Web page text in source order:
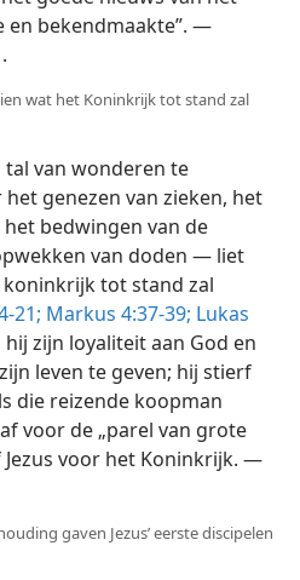
bekendmaakte”. —
.
wat het Koninkrijk tot stand zal
van wonderen te
genezen van zieken, het
bedwingen van de
van doden — liet
koninkrijk tot stand zal
21; Markus 4:37-39; Lukas
hij zijn loyaliteit aan God en
leven te geven; hij stierf
die reizende koopman
voor de „parel van grote
voor het Koninkrijk. —
gaven Jezus’ eerste discipelen